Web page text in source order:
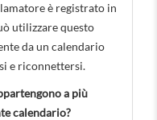
è registrato in
utilizzare questo
da un calendario
e riconnettersi.
a più
calendario?